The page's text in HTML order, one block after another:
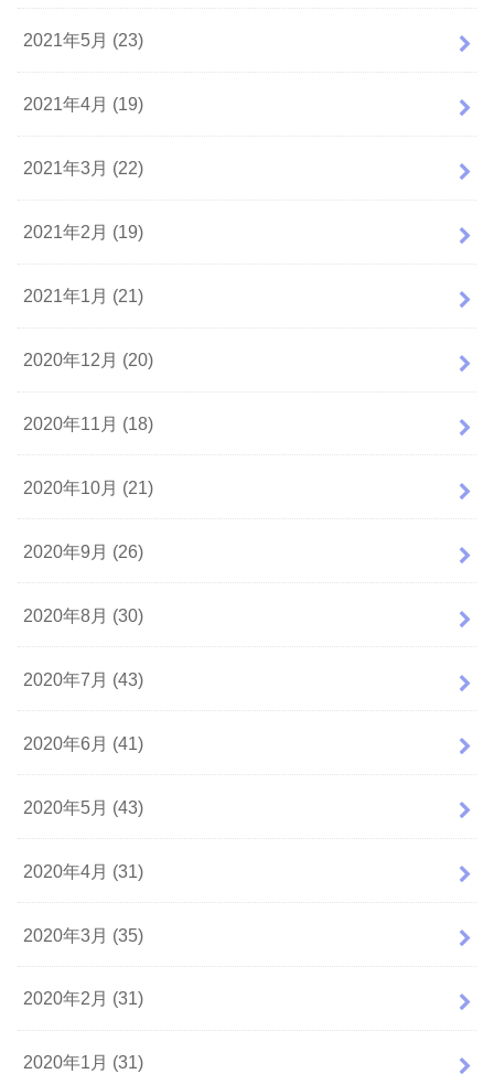
2021年5月 (23)
2021年4月 (19)
2021年3月 (22)
2021年2月 (19)
2021年1月 (21)
2020年12月 (20)
2020年11月 (18)
2020年10月 (21)
2020年9月 (26)
2020年8月 (30)
2020年7月 (43)
2020年6月 (41)
2020年5月 (43)
2020年4月 (31)
2020年3月 (35)
2020年2月 (31)
2020年1月 (31)